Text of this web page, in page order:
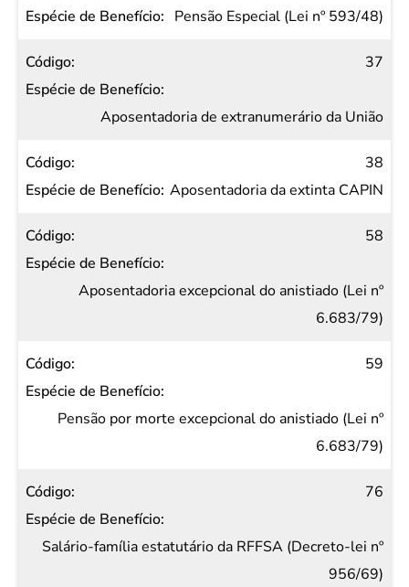
Pensão Especial (Lei nº 593/48)
37
Aposentadoria de extranumerário da União
38
Aposentadoria da extinta CAPIN
58
Aposentadoria excepcional do anistiado (Lei nº
6.683/79)
59
Pensão por morte excepcional do anistiado (Lei nº
6.683/79)
76
Salário-família estatutário da RFFSA (Decreto-lei nº
956/69)